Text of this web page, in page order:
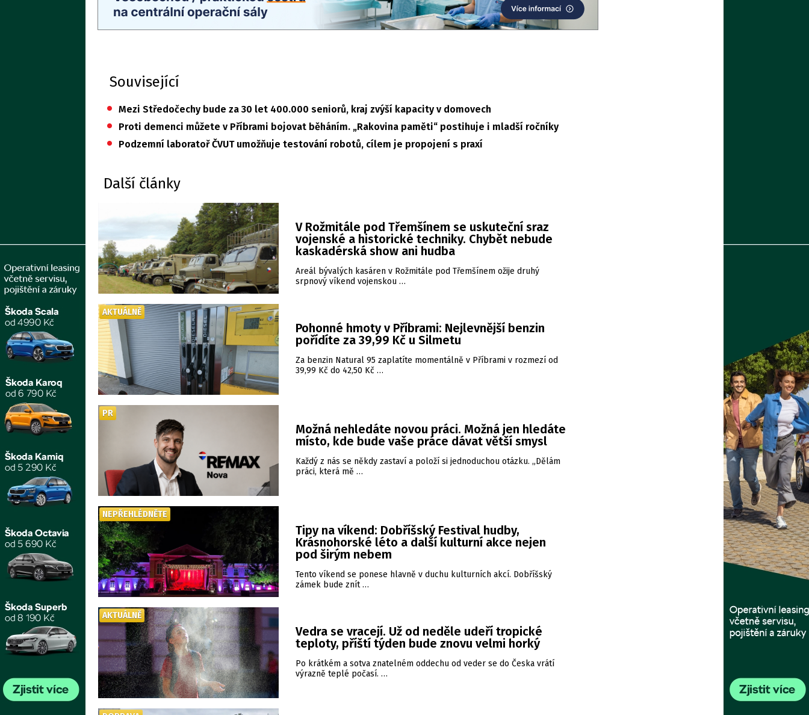
Související
• Mezi Středočechy bude za 30 let 400.000 seniorů, kraj zvýší kapacity v domovech
• Proti demenci můžete v Příbrami bojovat běháním. „Rakovina paměti“ postihuje i mladší ročníky
• Podzemní laboratoř ČVUT umožňuje testování robotů, cílem je propojení s praxí
Další články
V Rožmitále pod Třemšínem se uskuteční sraz
vojenské a historické techniky. Chybět nebude
kaskadérská show ani hudba
Areál bývalých kasáren v Rožmitále pod Třemšínem ožije druhý
srpnový víkend vojenskou …
Pohonné hmoty v Příbrami: Nejlevnější benzin
pořídíte za 39,99 Kč u Silmetu
Za benzin Natural 95 zaplatíte momentálně v Příbrami v rozmezí od
39,99 Kč do 42,50 Kč …
AKTUÁLNĚ
Možná nehledáte novou práci. Možná jen hledáte
místo, kde bude vaše práce dávat větší smysl
Každý z nás se někdy zastaví a položí si jednoduchou otázku. „Dělám
práci, která mě …
PR
Tipy na víkend: Dobříšský Festival hudby,
Krásnohorské léto a další kulturní akce nejen
pod širým nebem
Tento víkend se ponese hlavně v duchu kulturních akcí. Dobříšský
zámek bude znít …
NEPŘEHLÉDNĚTE
Vedra se vracejí. Už od neděle udeří tropické
teploty, příští týden bude znovu velmi horký
Po krátkém a sotva znatelném oddechu od veder se do Česka vrátí
výrazně teplé počasí. …
AKTUÁLNĚ